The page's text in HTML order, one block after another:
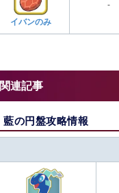
イバンのみ
-
関連記事
藍の円盤攻略情報